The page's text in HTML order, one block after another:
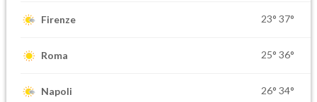
Firenze 23° 37°
Roma 25° 36°
Napoli 26° 34°